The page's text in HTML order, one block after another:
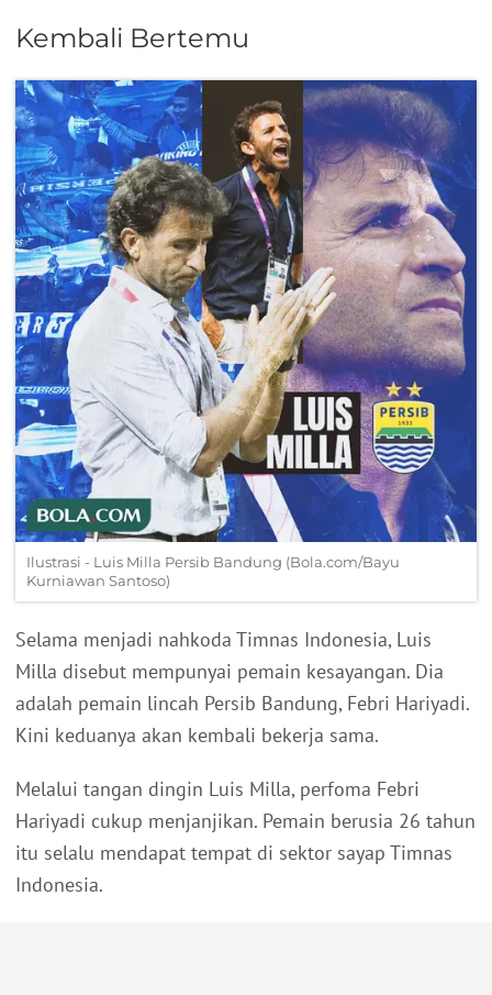
Kembali Bertemu
Ilustrasi - Luis Milla Persib Bandung (Bola.com/Bayu
Kurniawan Santoso)
Selama menjadi nahkoda Timnas Indonesia, Luis
Milla disebut mempunyai pemain kesayangan. Dia
adalah pemain lincah Persib Bandung, Febri Hariyadi.
Kini keduanya akan kembali bekerja sama.
Melalui tangan dingin Luis Milla, perfoma Febri
Hariyadi cukup menjanjikan. Pemain berusia 26 tahun
itu selalu mendapat tempat di sektor sayap Timnas
Indonesia.